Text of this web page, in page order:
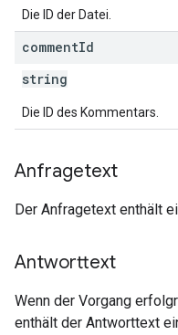
Die ID der Datei.
commentId
string
Die ID des Kommentars.
Anfragetext
Der Anfragetext enthält
Antworttext
Wenn der Vorgang
enthält der Antworttext